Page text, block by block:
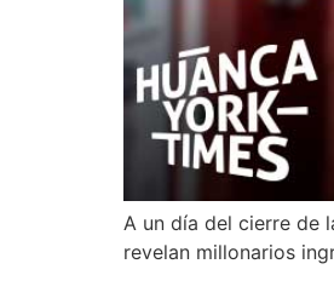
A un día del cierre de
revelan millonarios